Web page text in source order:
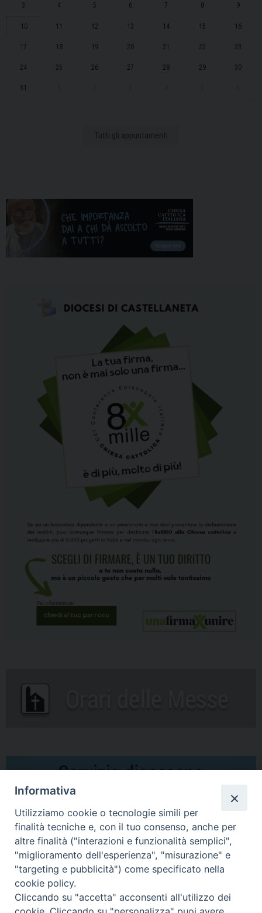
3 4 5 6 7 8 9
10 11 12 13 14 15 16
17 18 19 20 21 22 23
24 25 26 27 28 29 30
31
Tutti gli appuntamenti
Comunicati Stampa
Il cordoglio dei Vescovi di Puglia per la morte di S.E.R. Mons. Agostino
Superbo
Informativa
Utilizziamo cookie o tecnologie simili per
finalità tecniche e, con il tuo consenso, anche per
altre finalità ("interazioni e funzionalità semplici",
"miglioramento dell'esperienza", "misurazione" e
"targeting e pubblicità") come specificato nella
cookie policy.
Cliccando su "accetta" acconsenti all'utilizzo dei